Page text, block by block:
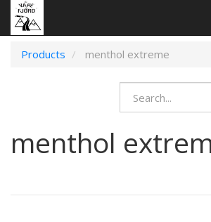
Products
menthol extreme
menthol